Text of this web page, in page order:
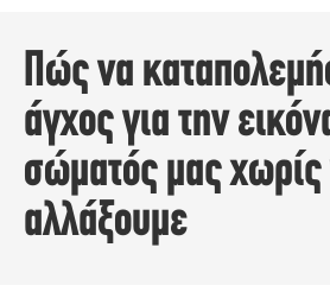
Πώς να
άγχος για την
σώματός μας χωρίς
αλλάξουμε